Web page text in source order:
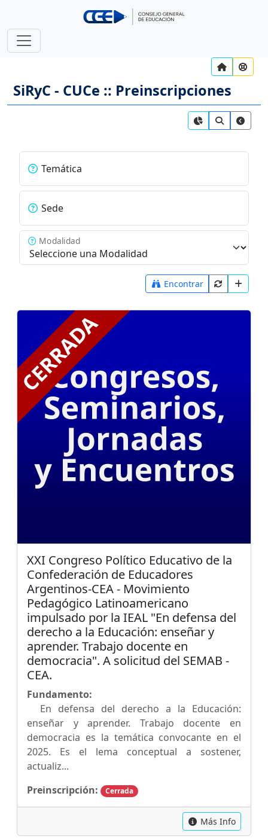
SiRyC - CUCe :: Preinscripciones
Temática
Sede
Modalidad
Encontrar
XXI Congreso Político Educativo de la
Confederación de Educadores
Argentinos-CEA - Movimiento
Pedagógico Latinoamericano
impulsado por la IEAL "En defensa del
derecho a la Educación: enseñar y
aprender. Trabajo docente en
democracia". A solicitud del SEMAB -
CEA.
Fundamento:
En defensa del derecho a la Educación:
enseñar y aprender. Trabajo docente en
democracia es la temática convocante en el
2025. Es el lema conceptual a sostener,
actualiz...
Preinscripción:
Cerrada
Más Info